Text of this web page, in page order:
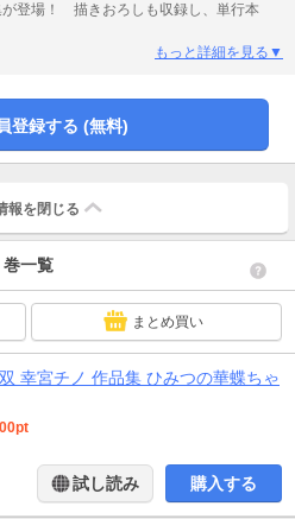
登場！ 描きおろしも収録し、単行本
もっと詳細を見る▼
登録する (無料)
報を 閉じる
巻一覧
まとめ買い
幸宮チノ 作品集 ひみつの華蝶ちゃ
試し読み 購入する